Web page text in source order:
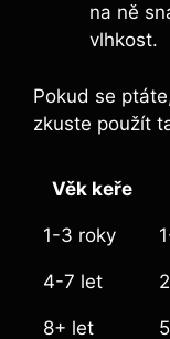
na ně
vlhkost.
Pokud se
zkuste použít
Věk keře
1-3 roky
4-7 let
8+ let